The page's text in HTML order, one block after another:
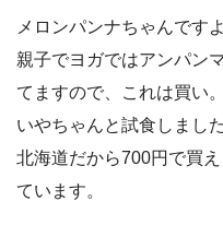
メロンパンナちゃんです
親子でヨガではアンパン
てますので、これは買い。
いやちゃんと試食しまし
北海道だから700円で買
ています。